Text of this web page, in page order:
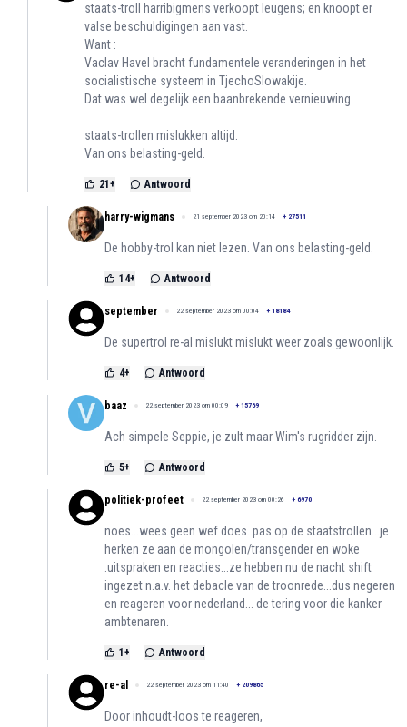
staats-troll harribigmens verkoopt leugens; en knoopt er
valse beschuldigingen aan vast.
Want :
Vaclav Havel bracht fundamentele veranderingen in het
socialistische systeem in TjechoSlowakije.
Dat was wel degelijk een baanbrekende vernieuwing.
staats-trollen mislukken altijd.
Van ons belasting-geld.
21 + Antwoord
harry-wigmans 21 september 2023 om 20:14 + 27511
De hobby-trol kan niet lezen. Van ons belasting-geld.
14+ Antwoord
september 22 september 2023 om 00:04 + 18184
De supertrol re-al mislukt mislukt weer zoals gewoonlijk.
4+ Antwoord
baaz 22 september 2023 om 00:09 + 15769
Ach simpele Seppie, je zult maar Wim's rugridder zijn.
5+ Antwoord
politiek-profeet 22 september 2023 om 00:26 + 6970
noes...wees geen wef does..pas op de staatstrollen...je
herken ze aan de mongolen/transgender en woke
.uitspraken en reacties...ze hebben nu de nacht shift
ingezet n.a.v. het debacle van de troonrede...dus negeren
en reageren voor nederland... de tering voor die kanker
ambtenaren.
1 + Antwoord
re-al 22 september 2023 om 11:40 + 209865
Door inhoudt-loos te reageren,